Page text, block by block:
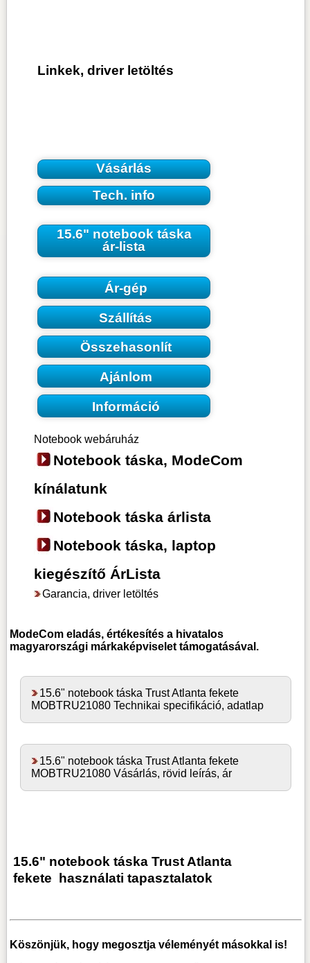
Linkek, driver letöltés
Vásárlás
Tech. info
15.6" notebook táska
ár-lista
Ár-gép
Szállítás
Összehasonlít
Ajánlom
Információ
Notebook webáruház
Notebook táska, ModeCom
kínálatunk
Notebook táska árlista
Notebook táska, laptop
kiegészítő ÁrLista
Garancia, driver letöltés
ModeCom eladás, értékesítés a hivatalos
magyarországi márkaképviselet támogatásával.
15.6" notebook táska Trust Atlanta fekete
MOBTRU21080 Technikai specifikáció, adatlap
15.6" notebook táska Trust Atlanta fekete
MOBTRU21080 Vásárlás, rövid leírás, ár
15.6" notebook táska Trust Atlanta
fekete használati tapasztalatok
Köszönjük, hogy megosztja véleményét másokkal is!